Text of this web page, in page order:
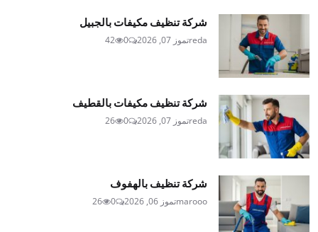
شركة تنظيف مكيفات بالجبيل
redaتموز 07, 2026 0
42
شركة تنظيف مكيفات بالقطيف
redaتموز 07, 2026 0
26
شركة تنظيف بالهفوف
maroooتموز 06, 2026 0
26